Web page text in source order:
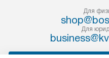
дополнительная плата.
учитывать, что если
прибора не позволяют
Для
Для